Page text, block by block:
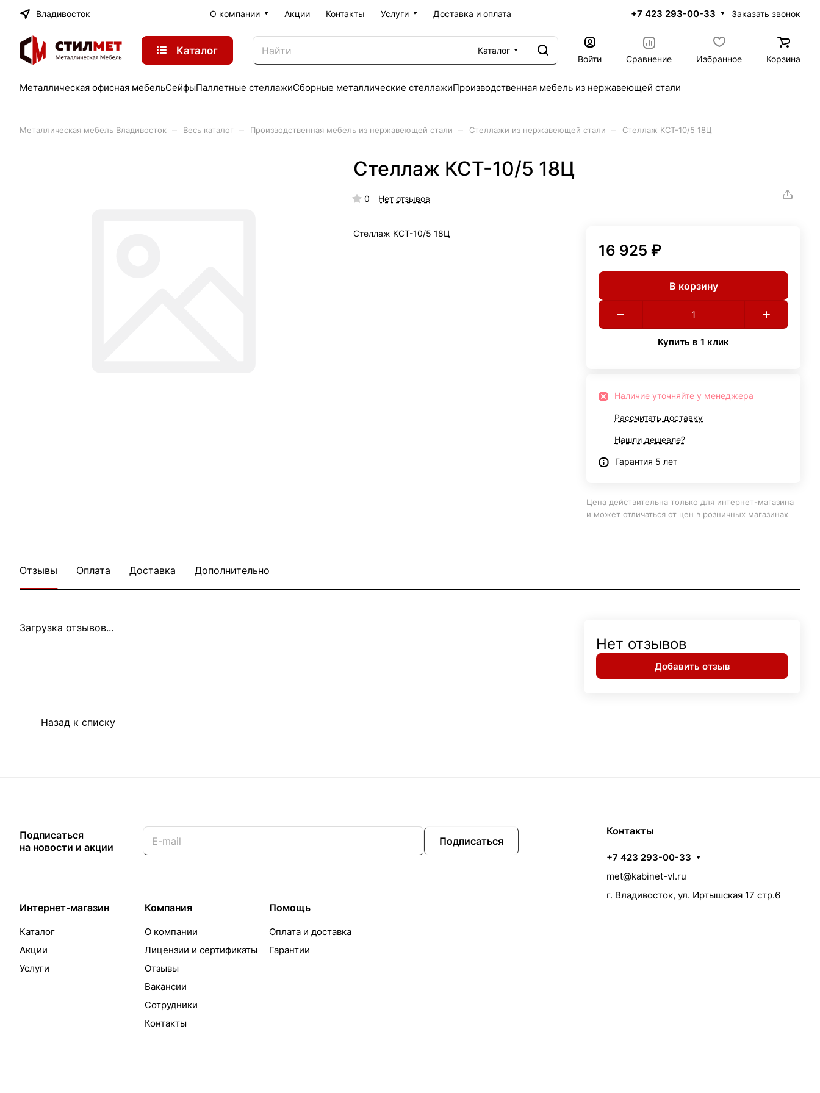
Владивосток О компании Акции Контакты Услуги Доставка и оплата +7 423 293-00-33 Заказать звонок
Каталог
Каталог
Войти
Сравнение Избранное Корзина
Металлическая офисная мебельСейфыПаллетные стеллажиСборные металлические стеллажиПроизводственная мебель из нержавеющей стали
Металлическая мебель Владивосток Весь каталог Производственная мебель из нержавеющей стали Стеллажи из нержавеющей стали Стеллаж КСТ-10/5 18Ц
Стеллаж КСТ-10/5 18Ц
0 Нет отзывов
Стеллаж КСТ-10/5 18Ц
16 925 ₽
В корзину
Купить в 1 клик
Наличие уточняйте у менеджера
Рассчитать доставку
Нашли дешевле?
Гарантия 5 лет
Цена действительна только для интернет-магазина
и может отличаться от цен в розничных магазинах
Отзывы Оплата Доставка Дополнительно
Загрузка отзывов...
Нет отзывов
Добавить отзыв
Назад к списку
Подписаться
на новости и акции
Подписаться
Интернет-магазин
Каталог
Акции
Услуги
Компания
О компании
Лицензии и сертификаты
Отзывы
Вакансии
Сотрудники
Контакты
Помощь
Оплата и доставка
Гарантии
Контакты
+7 423 293-00-33
met@kabinet-vl.ru
г. Владивосток, ул. Иртышская 17 стр.6